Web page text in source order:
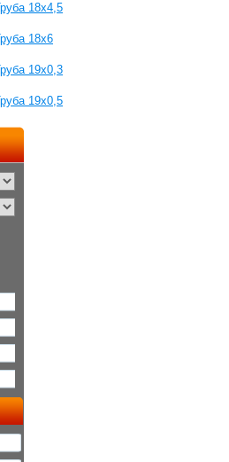
18х4,5
18х6
19х0,3
19х0,5